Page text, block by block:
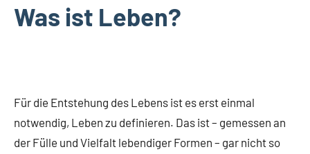
Was ist Leben?
Für die Entstehung des Lebens ist es erst einmal
notwendig, Leben zu definieren. Das ist – gemessen an
der Fülle und Vielfalt lebendiger Formen – gar nicht so